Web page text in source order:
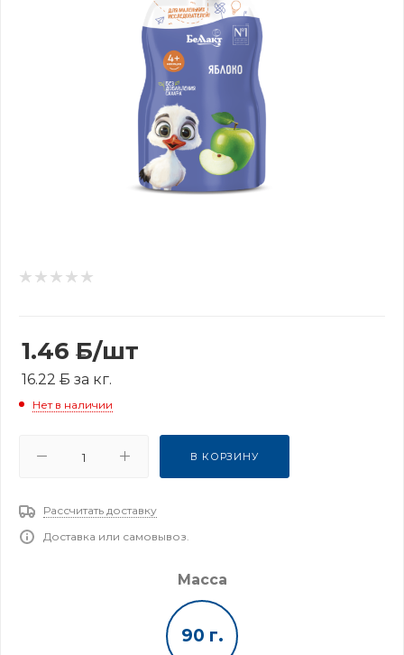
1.46 Б/шт
16.22 Б за кг.
Нет в наличии
В КОРЗИНУ
Рассчитать доставку
Доставка или самовывоз.
Масса
90 г.